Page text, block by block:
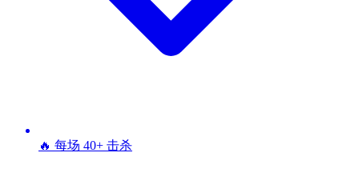
🔥 每场 40+ 击杀